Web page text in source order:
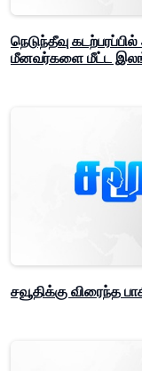
நெடுந்தீவு
மீனவர்களை மீட்ட
சவூதிக்கு விரைந்த